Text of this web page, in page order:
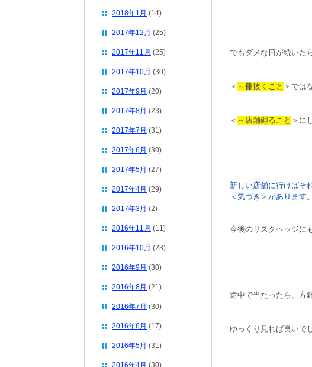
でもダメな日が続いた
＜ ～冊抜くこと ＞では
＜ ～店舗廻ること ＞に
新しい店舗に行けばそ
＜気づき＞があります。
今後のリスクヘッジに
途中で当たったら、方
ゆっくり見れば良いで
2018年1月 (14)
2017年12月 (25)
2017年11月 (25)
2017年10月 (30)
2017年9月 (20)
2017年8月 (23)
2017年7月 (31)
2017年6月 (30)
2017年5月 (27)
2017年4月 (29)
2017年3月 (2)
2016年11月 (11)
2016年10月 (23)
2016年9月 (30)
2016年8月 (21)
2016年7月 (30)
2016年6月 (17)
2016年5月 (31)
2016年4月 (30)